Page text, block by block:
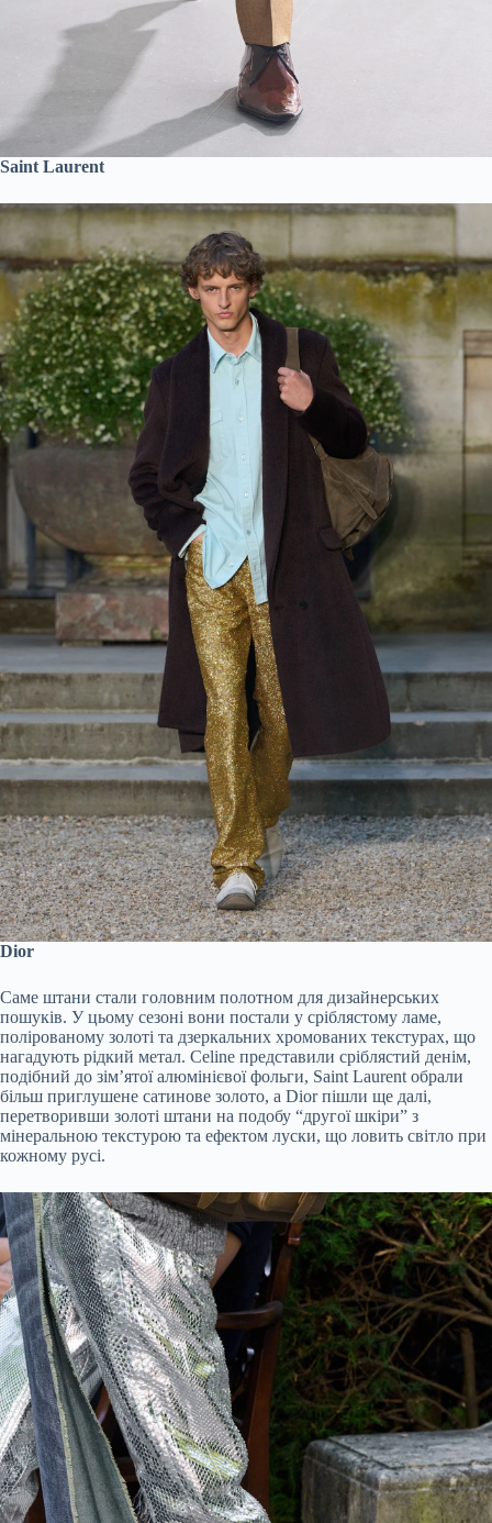
Saint Laurent
Dior
Саме штани стали головним полотном для дизайнерських
пошуків. У цьому сезоні вони постали у сріблястому ламе,
полірованому золоті та дзеркальних хромованих текстурах, що
нагадують рідкий метал. Celine представили сріблястий денім,
подібний до зім’ятої алюмінієвої фольги, Saint Laurent обрали
більш приглушене сатинове золото, а Dior пішли ще далі,
перетворивши золоті штани на подобу “другої шкіри” з
мінеральною текстурою та ефектом луски, що ловить світло при
кожному русі.